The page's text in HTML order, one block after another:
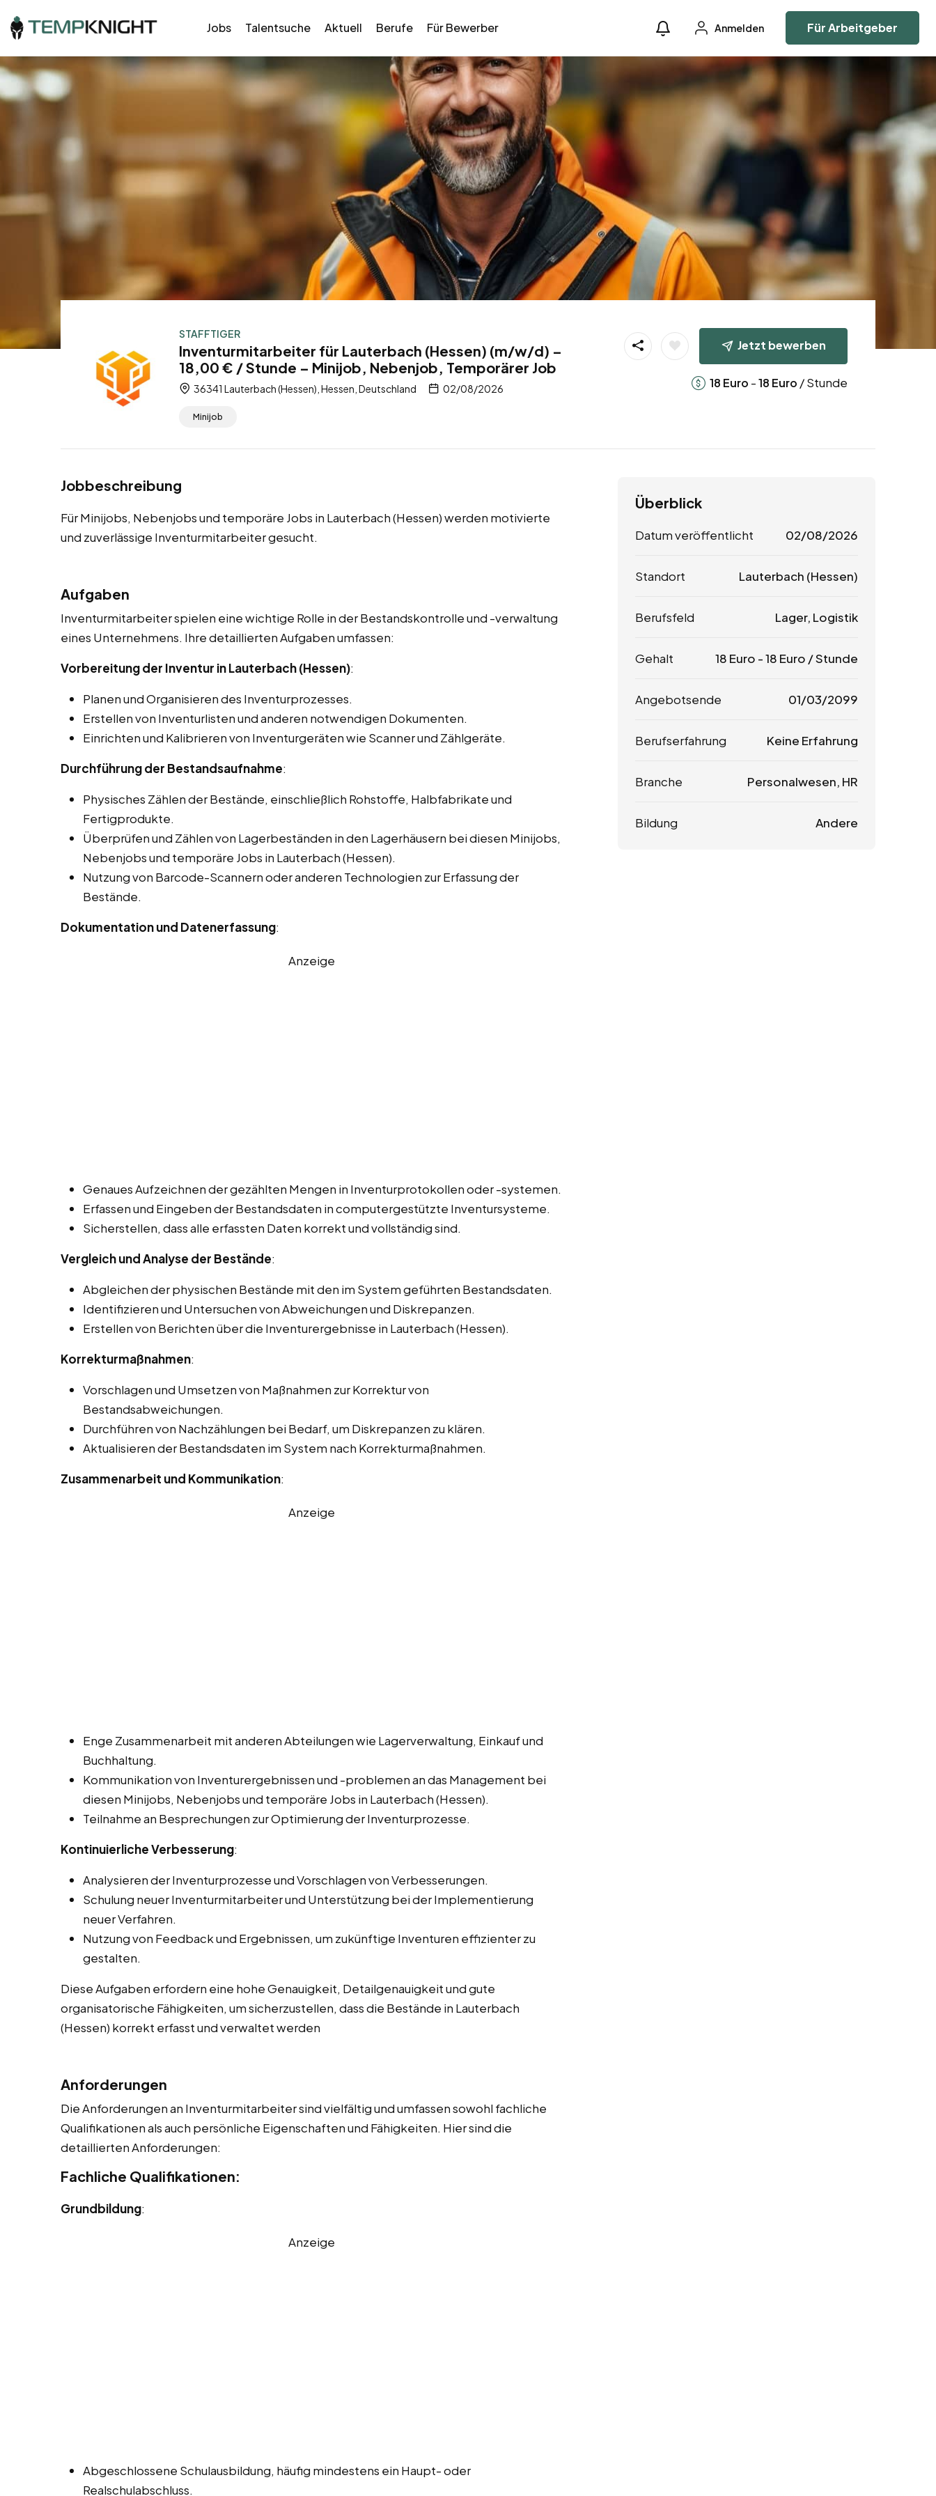
Jobs Talentsuche Aktuell Berufe Für Bewerber Anmelden Für Arbeitgeber
STAFFTIGER
Inventurmitarbeiter für Lauterbach (Hessen) (m/w/d) –
18,00 € / Stunde – Minijob, Nebenjob, Temporärer Job
36341 Lauterbach (Hessen), Hessen, Deutschland 02/08/2026
Minijob
Jetzt bewerben
18 Euro -18 Euro / Stunde
Jobbeschreibung
Für Minijobs, Nebenjobs und temporäre Jobs in Lauterbach (Hessen) werden motivierte
und zuverlässige Inventurmitarbeiter gesucht.
Aufgaben
Inventurmitarbeiter spielen eine wichtige Rolle in der Bestandskontrolle und -verwaltung
eines Unternehmens. Ihre detaillierten Aufgaben umfassen:
Vorbereitung der Inventur in Lauterbach (Hessen):
Planen und Organisieren des Inventurprozesses.
Erstellen von Inventurlisten und anderen notwendigen Dokumenten.
Einrichten und Kalibrieren von Inventurgeräten wie Scanner und Zählgeräte.
Durchführung der Bestandsaufnahme:
Physisches Zählen der Bestände, einschließlich Rohstoffe, Halbfabrikate und
Fertigprodukte.
Überprüfen und Zählen von Lagerbeständen in den Lagerhäusern bei diesen Minijobs,
Nebenjobs und temporäre Jobs in Lauterbach (Hessen).
Nutzung von Barcode-Scannern oder anderen Technologien zur Erfassung der
Bestände.
Dokumentation und Datenerfassung:
Anzeige
Genaues Aufzeichnen der gezählten Mengen in Inventurprotokollen oder -systemen.
Erfassen und Eingeben der Bestandsdaten in computergestützte Inventursysteme.
Sicherstellen, dass alle erfassten Daten korrekt und vollständig sind.
Vergleich und Analyse der Bestände:
Abgleichen der physischen Bestände mit den im System geführten Bestandsdaten.
Identifizieren und Untersuchen von Abweichungen und Diskrepanzen.
Erstellen von Berichten über die Inventurergebnisse in Lauterbach (Hessen).
Korrekturmaßnahmen:
Vorschlagen und Umsetzen von Maßnahmen zur Korrektur von
Bestandsabweichungen.
Durchführen von Nachzählungen bei Bedarf, um Diskrepanzen zu klären.
Aktualisieren der Bestandsdaten im System nach Korrekturmaßnahmen.
Zusammenarbeit und Kommunikation:
Anzeige
Enge Zusammenarbeit mit anderen Abteilungen wie Lagerverwaltung, Einkauf und
Buchhaltung.
Kommunikation von Inventurergebnissen und -problemen an das Management bei
diesen Minijobs, Nebenjobs und temporäre Jobs in Lauterbach (Hessen).
Teilnahme an Besprechungen zur Optimierung der Inventurprozesse.
Kontinuierliche Verbesserung:
Analysieren der Inventurprozesse und Vorschlagen von Verbesserungen.
Schulung neuer Inventurmitarbeiter und Unterstützung bei der Implementierung
neuer Verfahren.
Nutzung von Feedback und Ergebnissen, um zukünftige Inventuren effizienter zu
gestalten.
Diese Aufgaben erfordern eine hohe Genauigkeit, Detailgenauigkeit und gute
organisatorische Fähigkeiten, um sicherzustellen, dass die Bestände in Lauterbach
(Hessen) korrekt erfasst und verwaltet werden
Anforderungen
Die Anforderungen an Inventurmitarbeiter sind vielfältig und umfassen sowohl fachliche
Qualifikationen als auch persönliche Eigenschaften und Fähigkeiten. Hier sind die
detaillierten Anforderungen:
Fachliche Qualifikationen:
Grundbildung:
Anzeige
Abgeschlossene Schulausbildung, häufig mindestens ein Haupt- oder
Realschulabschluss.
Überblick
Datum veröffentlicht 02/08/2026
Standort Lauterbach (Hessen)
Berufsfeld Lager, Logistik
Gehalt 18 Euro -18 Euro / Stunde
Angebotsende 01/03/2099
Berufserfahrung Keine Erfahrung
Branche Personalwesen, HR
Bildung Andere